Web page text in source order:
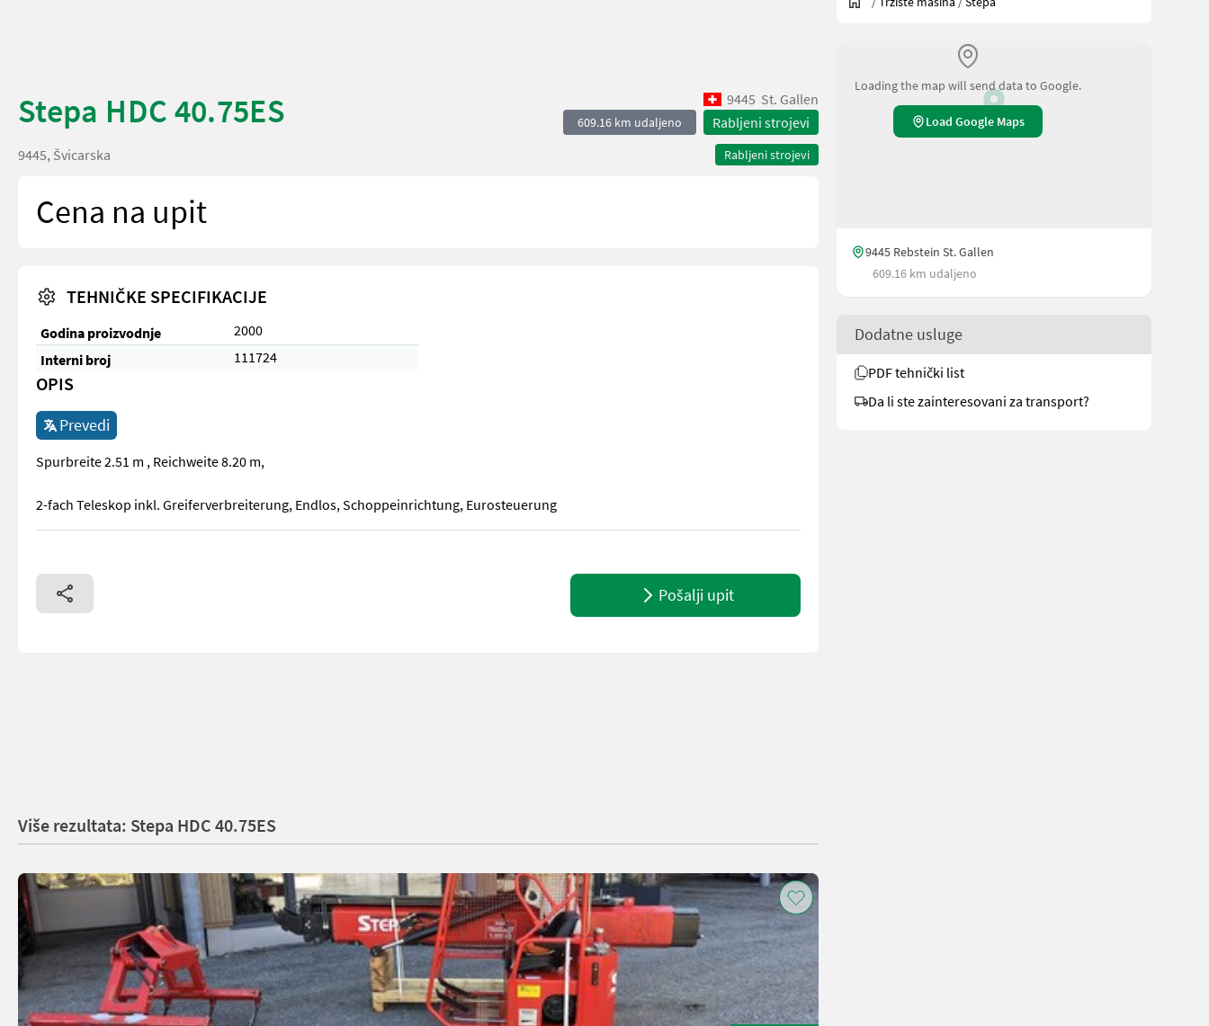
Stepa HDC 40.75ES 9445 St. Gallen
609.16 km udaljeno Rabljeni strojevi
Rabljeni strojevi
9445, Švicarska
Cena na upit
TEHNIČKE SPECIFIKACIJE
Godina proizvodnje
2000
Interni broj
111724
OPIS
Prevedi
Spurbreite 2.51 m , Reichweite 8.20 m,
2-fach Teleskop inkl. Greiferverbreiterung, Endlos, Schoppeinrichtung, Eurosteuerung
Spurbreite 2.51 m , Reichweite 8.20 m, 2-fach Teleskop inkl. Greiferverbreiterung, Endlos, Schoppeinrichtung, Eurosteuerung
Pošalji upit
Loading the map will send data to Google.
Load Google Maps
9445 Rebstein St. Gallen
609.16 km udaljeno
Dodatne usluge
PDF tehnički list
Da li ste zainteresovani za transport?
Više rezultata: Stepa HDC 40.75ES